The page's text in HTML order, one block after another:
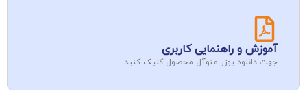
آموزش و راهنمایی کاربری
جهت دانلود یوزر منوآل محصول کلیک کنید